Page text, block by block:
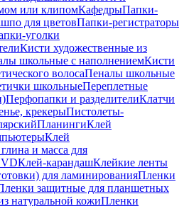
или клипомКафедрыПапки-
для цветовПапки-регистраторы
уголки
Кисти художественные из
школьные с наполнениемКисти
волосаПеналы школьные
школьныеПереплетные
Перфопапки и разделителиКлатчи
крекерыПистолеты-
ПланингиКлей
Клей
и масса для
Клей-карандашКлейкие ленты
для ламинированияПленки
защитные для планшетных
натуральной кожиПленки